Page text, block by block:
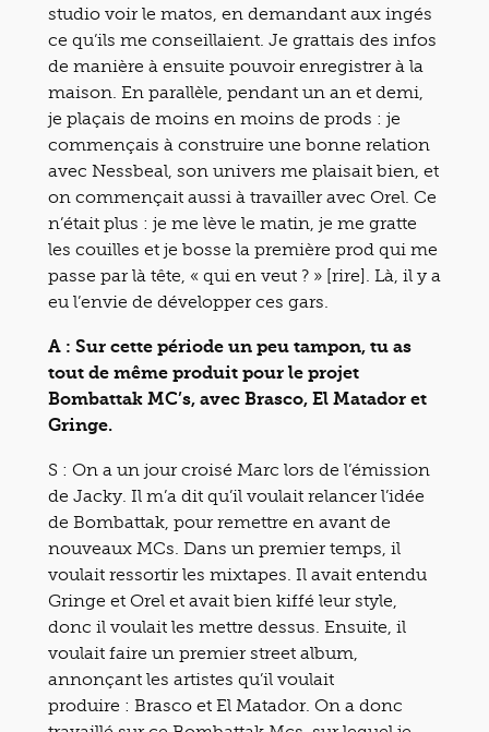
studio voir le matos, en demandant aux ingés
ce qu’ils me conseillaient. Je grattais des infos
de manière à ensuite pouvoir enregistrer à la
maison. En parallèle, pendant un an et demi,
je plaçais de moins en moins de prods : je
commençais à construire une bonne relation
avec Nessbeal, son univers me plaisait bien, et
on commençait aussi à travailler avec Orel. Ce
n’était plus : je me lève le matin, je me gratte
les couilles et je bosse la première prod qui me
passe par là tête, « qui en veut ? » [rire]. Là, il y a
eu l’envie de développer ces gars.
A : Sur cette période un peu tampon, tu as
tout de même produit pour le projet
Bombattak MC’s, avec Brasco, El Matador et
Gringe.
S : On a un jour croisé Marc lors de l’émission
de Jacky. Il m’a dit qu’il voulait relancer l’idée
de Bombattak, pour remettre en avant de
nouveaux MCs. Dans un premier temps, il
voulait ressortir les mixtapes. Il avait entendu
Gringe et Orel et avait bien kiffé leur style,
donc il voulait les mettre dessus. Ensuite, il
voulait faire un premier street album,
annonçant les artistes qu’il voulait
produire : Brasco et El Matador. On a donc